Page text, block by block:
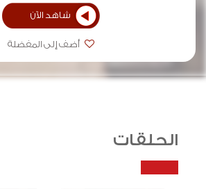
شاهد الآن
أضف إلى المفضلة
الحلقات